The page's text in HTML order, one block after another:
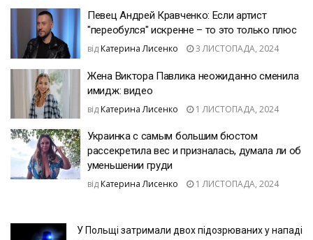
Певец Андрей Кравченко: Если артист
"переобулся" искренне – то это только плюс
від Катерина Лисенко 3 ЛИСТОПАДА, 2024
Жена Виктора Павлика неожиданно сменила
имидж: видео
від Катерина Лисенко 1 ЛИСТОПАДА, 2024
Украинка с самым большим бюстом
рассекретила вес и призналась, думала ли об
уменьшении груди
від Катерина Лисенко 1 ЛИСТОПАДА, 2024
У Польщі затримали двох підозрюваних у нападі